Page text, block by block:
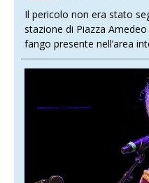
Il pericolo non era stato
stazione di Piazza
fango presente nell’area